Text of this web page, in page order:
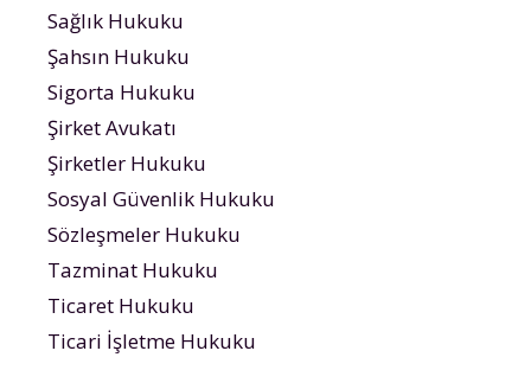
Sağlık Hukuku
Şahsın Hukuku
Sigorta Hukuku
Şirket Avukatı
Şirketler Hukuku
Sosyal Güvenlik Hukuku
Sözleşmeler Hukuku
Tazminat Hukuku
Ticaret Hukuku
Ticari İşletme Hukuku